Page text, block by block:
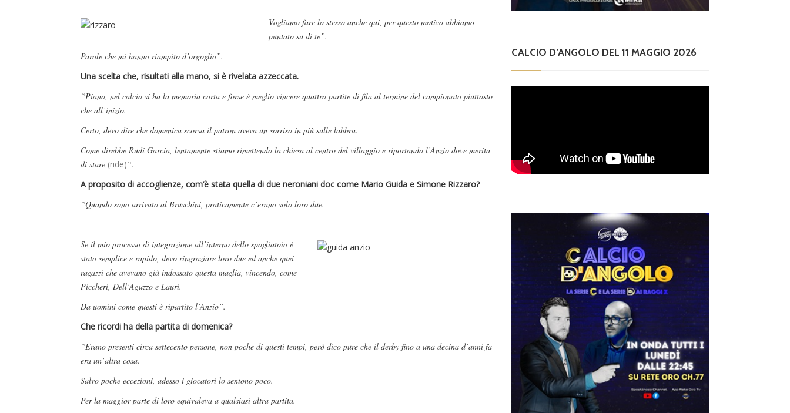
Vogliamo fare lo stesso anche qui, per questo motivo abbiamo
puntato su di te”.
Parole che mi hanno riampito d’orgoglio”.
Una scelta che, risultati alla mano, si è rivelata azzeccata.
“Piano, nel calcio si ha la memoria corta e forse è meglio vincere quattro partite di fila al termine del campionato piuttosto
che all’inizio.
Certo, devo dire che domenica scorsa il patron aveva un sorriso in più sulle labbra.
Come direbbe Rudi Garcia, lentamente stiamo rimettendo la chiesa al centro del villaggio e riportando l’Anzio dove merita
di stare (ride)“.
A proposito di accoglienze, com’è stata quella di due neroniani doc come Mario Guida e Simone Rizzaro?
“Quando sono arrivato al Bruschini, praticamente c’erano solo loro due.
Se il mio processo di integrazione all’interno dello spogliatoio è
stato semplice e rapido, devo ringraziare loro due ed anche quei
ragazzi che avevano già indossato questa maglia, vincendo, come
Piccheri, Dell’Aguzzo e Lauri.
Da uomini come questi è ripartito l’Anzio”.
Che ricordi ha della partita di domenica?
“Erano presenti circa settecento persone, non poche di questi tempi, però dico pure che il derby fino a una decina d’anni fa
era un’altra cosa.
Salvo poche eccezioni, adesso i giocatori lo sentono poco.
Per la maggior parte di loro equivaleva a qualsiasi altra partita.
CALCIO D’ANGOLO DEL 11 MAGGIO 2026